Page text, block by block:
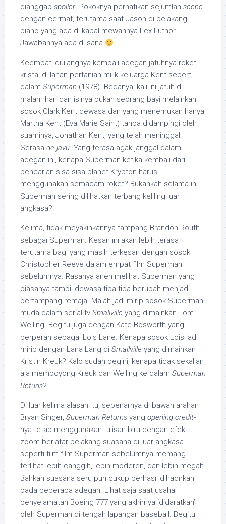
dianggap spoiler. Pokoknya perhatikan sejumlah scene
dengan cermat, terutama saat Jason di belakang
piano yang ada di kapal mewahnya Lex Luthor.
Jawabannya ada di sana
Keempat, diulangnya kembali adegan jatuhnya roket
kristal di lahan pertanian milik keluarga Kent seperti
dalam Superman (1978). Bedanya, kali ini jatuh di
malam hari dan isinya bukan seorang bayi melainkan
sosok Clark Kent dewasa dan yang menemukan hanya
Martha Kent (Eva Marie Saint) tanpa didampingi oleh
suaminya, Jonathan Kent, yang telah meninggal.
Serasa de javu. Yang terasa agak janggal dalam
adegan ini, kenapa Superman ketika kembali dari
pencarian sisa-sisa planet Krypton harus
menggunakan semacam roket? Bukankah selama ini
Superman sering dilihatkan terbang keliling luar
angkasa?
Kelima, tidak meyakinkannya tampang Brandon Routh
sebagai Superman. Kesan ini akan lebih terasa
terutama bagi yang masih terkesan dengan sosok
Christopher Reeve dalam empat film Superman
sebelumnya. Rasanya aneh melihat Superman yang
biasanya tampil dewasa tiba-tiba berubah menjadi
bertampang remaja. Malah jadi mirip sosok Superman
muda dalam serial tv Smallville yang dimainkan Tom
Welling. Begitu juga dengan Kate Bosworth yang
berperan sebagai Lois Lane. Kenapa sosok Lois jadi
mirip dengan Lana Lang di Smallville yang dimainkan
Kristin Kreuk? Kalo sudah begini, kenapa tidak sekalian
aja memboyong Kreuk dan Welling ke dalam Superman
Retuns?
Di luar kelima alasan itu, sebenarnya di bawah arahan
Bryan Singer, Superman Returns yang opening credit-
nya tetap menggunakan tulisan biru dengan efek
zoom berlatar belakang suasana di luar angkasa
seperti film-film Superman sebelumnya memang
terlihat lebih canggih, lebih moderen, dan lebih megah.
Bahkan suasana seru pun cukup berhasil dihadirkan
pada beberapa adegan. Lihat saja saat usaha
penyelamatan Boeing 777 yang akhirnya ‘didaratkan’
oleh Superman di tengah lapangan baseball. Begitu